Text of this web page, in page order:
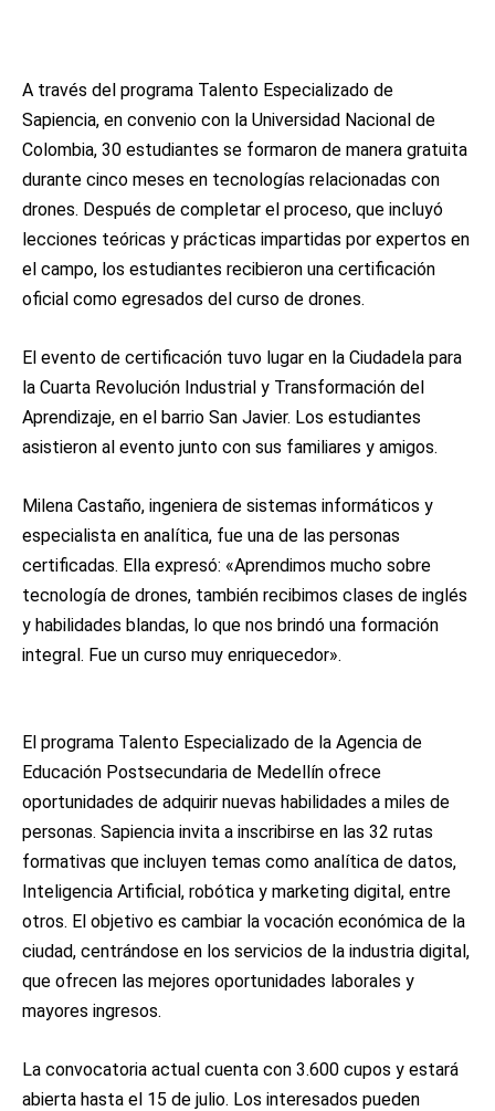
A través del programa Talento Especializado de
Sapiencia, en convenio con la Universidad Nacional de
Colombia, 30 estudiantes se formaron de manera gratuita
durante cinco meses en tecnologías relacionadas con
drones. Después de completar el proceso, que incluyó
lecciones teóricas y prácticas impartidas por expertos en
el campo, los estudiantes recibieron una certificación
oficial como egresados del curso de drones.
El evento de certificación tuvo lugar en la Ciudadela para
la Cuarta Revolución Industrial y Transformación del
Aprendizaje, en el barrio San Javier. Los estudiantes
asistieron al evento junto con sus familiares y amigos.
Milena Castaño, ingeniera de sistemas informáticos y
especialista en analítica, fue una de las personas
certificadas. Ella expresó: «Aprendimos mucho sobre
tecnología de drones, también recibimos clases de inglés
y habilidades blandas, lo que nos brindó una formación
integral. Fue un curso muy enriquecedor».
El programa Talento Especializado de la Agencia de
Educación Postsecundaria de Medellín ofrece
oportunidades de adquirir nuevas habilidades a miles de
personas. Sapiencia invita a inscribirse en las 32 rutas
formativas que incluyen temas como analítica de datos,
Inteligencia Artificial, robótica y marketing digital, entre
otros. El objetivo es cambiar la vocación económica de la
ciudad, centrándose en los servicios de la industria digital,
que ofrecen las mejores oportunidades laborales y
mayores ingresos.
La convocatoria actual cuenta con 3.600 cupos y estará
abierta hasta el 15 de julio. Los interesados pueden